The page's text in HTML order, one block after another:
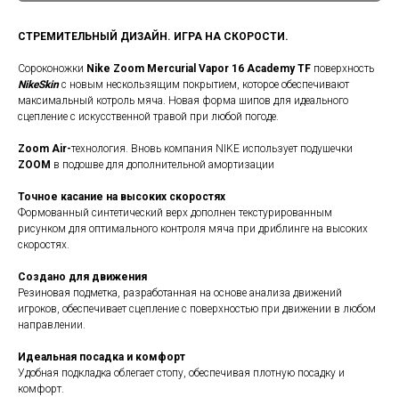
СТРЕМИТЕЛЬНЫЙ ДИЗАЙН. ИГРА НА СКОРОСТИ.
Сороконожки Nike Zoom Mercurial Vapor 16 Academy TF поверхность
NikeSkinс новым нескользящим покрытием, которое обеспечивают
максимальный котроль мяча. Новая форма шипов для идеального
сцепление с искусственной травой при любой погоде.
Zoom Air-технология. Вновь компания NIKE использует подушечки
ZOOM в подошве для дополнительной амортизации
Точное касание на высоких скоростях
Формованный синтетический верх дополнен текстурированным
рисунком для оптимального контроля мяча при дриблинге на высоких
скоростях.
Создано для движения
Резиновая подметка, разработанная на основе анализа движений
игроков, обеспечивает сцепление с поверхностью при движении в любом
направлении.
Идеальная посадка и комфорт
Удобная подкладка облегает стопу, обеспечивая плотную посадку и
комфорт.